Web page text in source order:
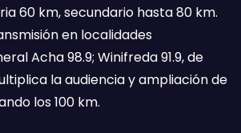
60 km, secundario hasta 80 km.
en localidades
Acha 98.9; Winifreda 91.9, de
la audiencia y ampliación de
los 100 km.